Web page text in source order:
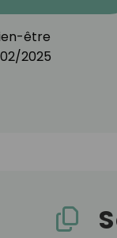
être
2025